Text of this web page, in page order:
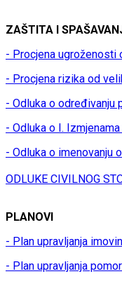
ZAŠTITA I
- Procjena ugroženosti
- Procjena rizika od
- Odluka o
- Odluka o I.
- Odluka o imenovanju
ODLUKE CIVILNOG
PLANOVI
- Plan upravljanja
- Plan upravljanja